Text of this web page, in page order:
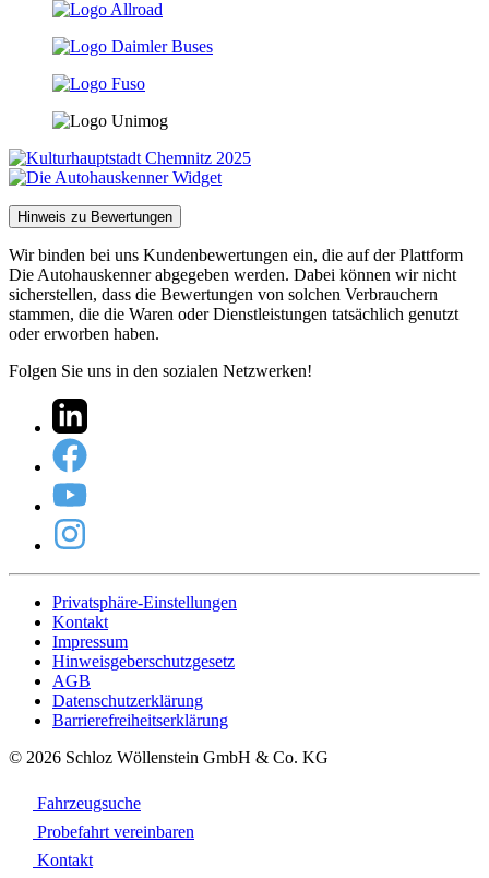
Hinweis zu Bewertungen
Wir binden bei uns Kundenbewertungen ein, die auf der Plattform
Die Autohauskenner abgegeben werden. Dabei können wir nicht
sicherstellen, dass die Bewertungen von solchen Verbrauchern
stammen, die die Waren oder Dienstleistungen tatsächlich genutzt
oder erworben haben.
Folgen Sie uns in den sozialen Netzwerken!
Privatsphäre-Einstellungen
Kontakt
Impressum
Hinweisgeberschutzgesetz
AGB
Datenschutzerklärung
Barrierefreiheitserklärung
© 2026 Schloz Wöllenstein GmbH & Co. KG
Fahrzeugsuche
Probefahrt vereinbaren
Kontakt